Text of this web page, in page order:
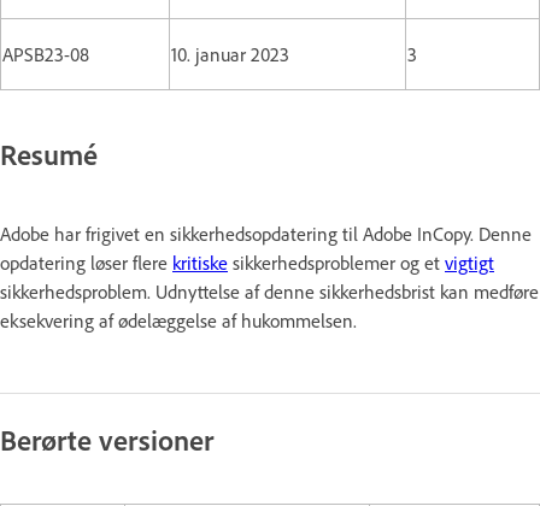
APSB23-08 10. januar 2023 3
Resumé
Adobe har frigivet en sikkerhedsopdatering til Adobe InCopy. Denne
opdatering løser flere kritiske sikkerhedsproblemer og et vigtigt
sikkerhedsproblem. Udnyttelse af denne sikkerhedsbrist kan medføre
eksekvering af ødelæggelse af hukommelsen.
Berørte versioner